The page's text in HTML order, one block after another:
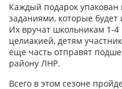
Каждый подарок упакован
заданиями, которые
Их вручат школьникам 1-4
целиакией, детям
еще часть отправят
району ЛНР.
Всего в этом сезоне